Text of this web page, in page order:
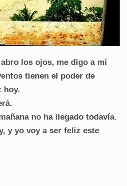
los ojos, me digo a mí
tienen el poder de
hoy.
no ha llegado todavía.
y yo voy a ser feliz este